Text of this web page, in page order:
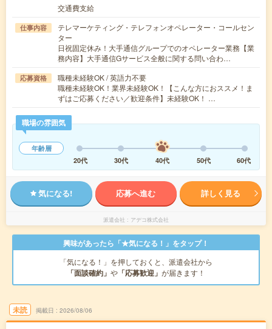
交通費支給
仕事内容
テレマーケティング・テレフォンオペレーター・コールセン
ター
日祝固定休み！大手通信グループでのオペレーター業務【業
務内容】大手通信Gサービス全般に関する問い合わ…
応募資格
職種未経験OK / 英語力不要
職種未経験OK！業界未経験OK！【こんな方におススメ！ま
ずはご応募ください／歓迎条件】未経験OK！ …
職場の雰囲気
年齢層
20代
30代 40代 50代 60代
気になる! 応募へ進む 詳しく見る
派遣会社 アデコ株式会社
興味があったら「★気になる！」をタップ！
「気になる！」を押しておくと、派遣会社から
「面談確約」 や 「応募歓迎」 が届きます！
未読 掲載日 2026/08/06